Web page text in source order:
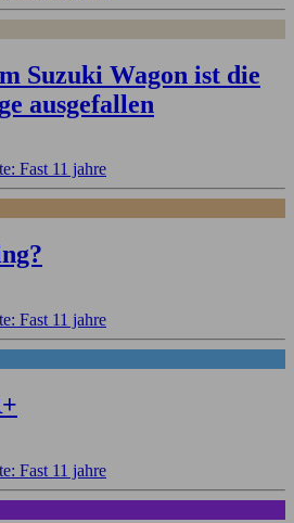
Suzuki Wagon ist die
ausgefallen
Fast 11 jahre
Fast 11 jahre
Fast 11 jahre